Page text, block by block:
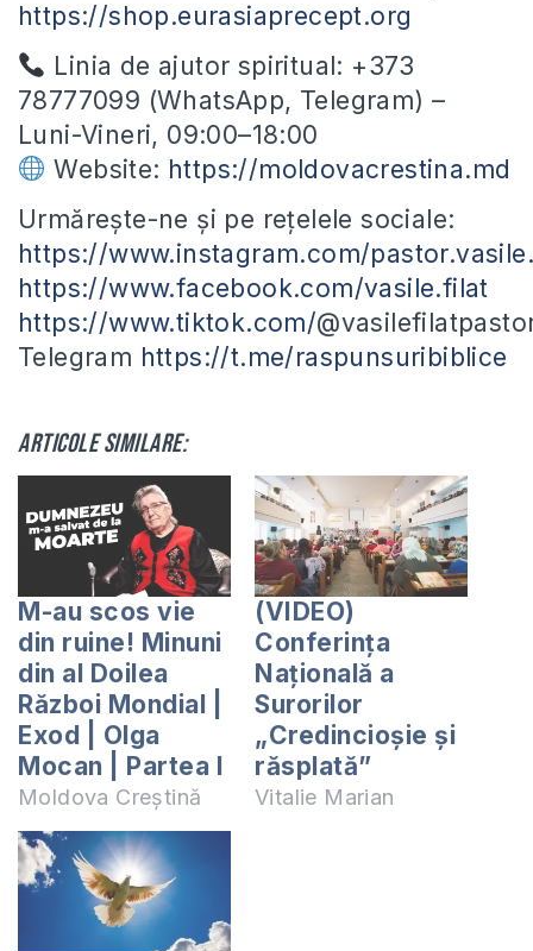
https://shop.eurasiaprecept.org
Linia de ajutor spiritual: +373
78777099 (WhatsApp, Telegram) –
Luni-Vineri, 09:00–18:00
Website: https://moldovacrestina.md
Urmărește-ne și pe rețelele sociale:
https://www.instagram.com/
https://www.facebook.com/vasile.filat
https://www.tiktok.com/
Telegram https://t.me/raspunsuribiblice
Articole similare:
M-au scos vie
din ruine! Minuni
din al Doilea
Război Mondial |
Exod | Olga
Mocan | Partea I
Moldova Creștină
(VIDEO)
Conferința
Națională a
Surorilor
„Credincioșie și
răsplată”
Vitalie Marian